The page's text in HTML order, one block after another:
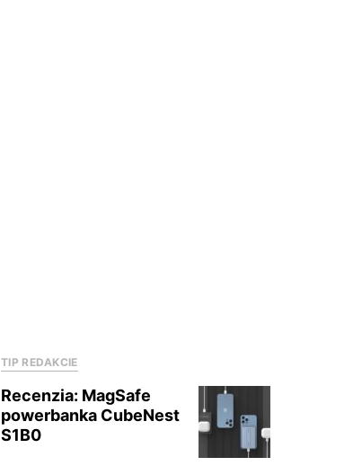
TIP REDAKCIE
Recenzia: MagSafe
powerbanka CubeNest
S1B0